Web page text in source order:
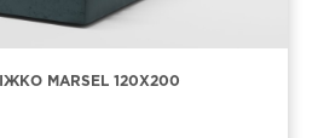
MARSEL 120Х200